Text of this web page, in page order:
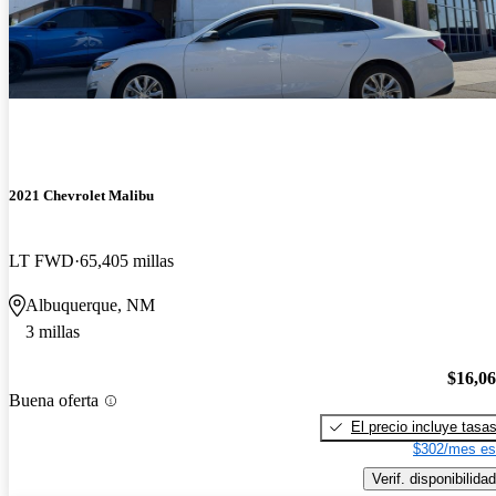
2021 Chevrolet Malibu
LT FWD 65,405 millas
Albuquerque, NM
3 millas
Buena oferta
El precio incluye tasas
$302/mes
Verif. disponibilidad